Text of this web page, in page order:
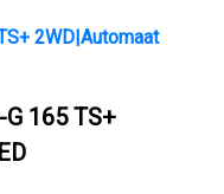
165 TS+